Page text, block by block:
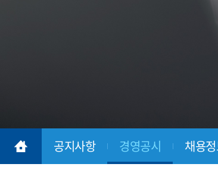
오
공지사항 경영공시 채용